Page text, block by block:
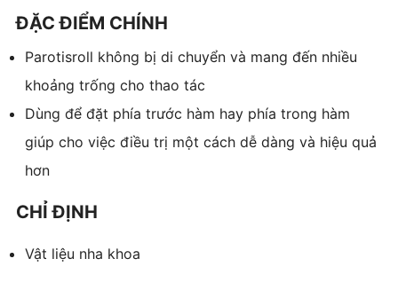
ĐẶC ĐIỂM CHÍNH
Parotisroll không bị di chuyển và mang đến nhiều
khoảng trống cho thao tác
Dùng để đặt phía trước hàm hay phía trong hàm
giúp cho việc điều trị một cách dễ dàng và hiệu quả
hơn
CHỈ ĐỊNH
Vật liệu nha khoa